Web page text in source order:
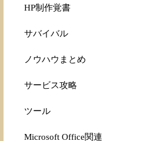
HP制作覚書
サバイバル
ノウハウまとめ
サービス攻略
ツール
Microsoft Office関連